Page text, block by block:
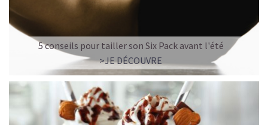
5 conseils pour tailler son Six Pack avant l'été
>JE DÉCOUVRE